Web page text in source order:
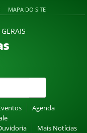
MAPA DO SITE
Agenda
Mais Notícias